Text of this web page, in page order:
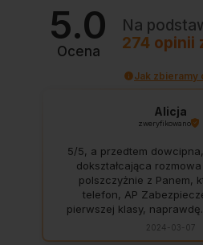
5.0
Ocena
Na
274 opinii
Jak zbieramy
Alicja
zweryfikowano
5/5, a przedtem
dokształcająca
polszczyżnie z Panem,
telefon, AP
pierwszej klasy,
to skarb, dają z siebie
zadowolić klienta.
2024-03-07